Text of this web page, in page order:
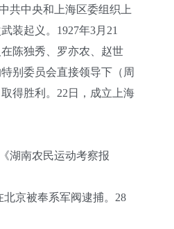
中央和上海区委组织上
装起义。1927年3月21
陈独秀、罗亦农、赵世
别委员会直接领导下（周
得胜利。22日，成立上海
南农民运动考察报
京被奉系军阀逮捕。28